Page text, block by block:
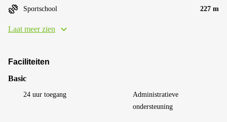
Sportschool 227 m
Laat meer zien
Faciliteiten
Basic
24 uur toegang
Administratieve
ondersteuning